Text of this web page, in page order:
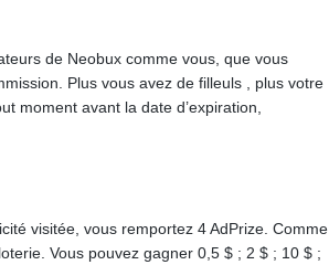
de Neobux comme vous, que vous
Plus vous avez de filleuls , plus votre
moment avant la date d’expiration,
visitée, vous remportez 4 AdPrize. Comme
Vous pouvez gagner 0,5 $ ; 2 $ ; 10 $ ;